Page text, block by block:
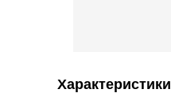
Характеристики